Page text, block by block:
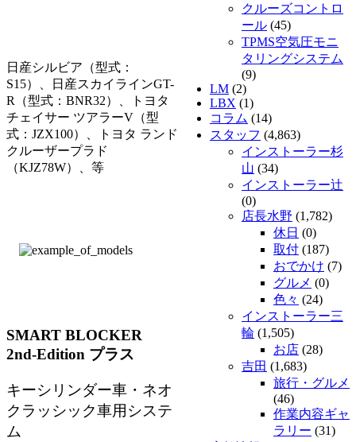
日産シルビア（型式：
S15）、日産スカイラインGT-
R（型式：BNR32）、トヨタ
チェイサー ツアラーV（型
式：JZX100）、トヨタ ランド
クルーザープラド
（KJZ78W）、等
SMART BLOCKER
2nd-Edition プラス
キーシリンダー車・ネオ
クラッシック車用システ
ム
クルーズコントロ
ール (45)
TPMS空気圧モニ
タリングシステム
(9)
LM (2)
LBX (1)
コラム (14)
スタッフ (4,863)
インストーラー杉
山 (34)
インストーラー辻
(0)
店長水野 (1,782)
休日 (0)
取付 (187)
おでかけ (7)
グルメ (0)
色々 (24)
インストーラー三
輪 (1,505)
お店 (28)
吉田 (1,683)
旅行・グルメ
(46)
作業内容ギャ
ラリー (31)